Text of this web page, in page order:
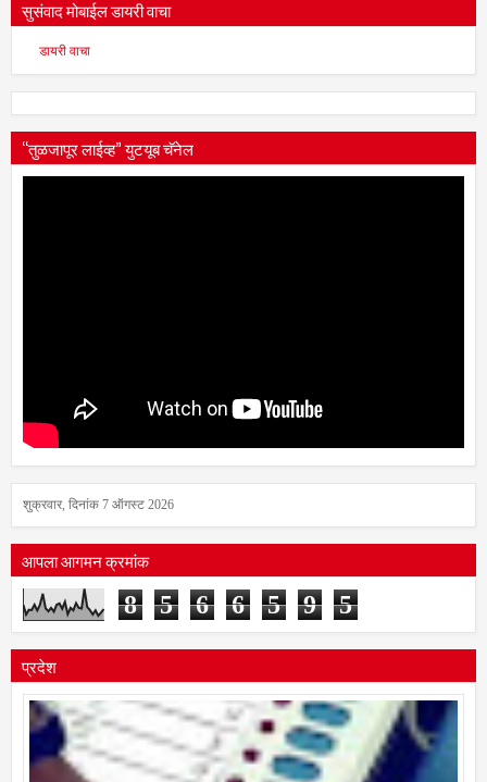
सुसंवाद मोबाईल डायरी वाचा
डायरी वाचा
“तुळजापूर लाईव्ह” युटयूब चॅनेल
शुक्रवार, दिनांक 7 ऑगस्ट 2026
आपला आगमन क्रमांक
8 5 6 6 5 9 5
प्रदेश